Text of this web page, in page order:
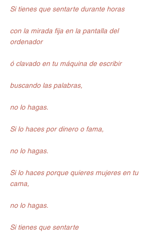
Si tienes que sentarte durante horas
con la mirada fija en la pantalla del
ordenador
ó clavado en tu máquina de escribir
buscando las palabras,
no lo hagas.
Si lo haces por dinero o fama,
no lo hagas.
Si lo haces porque quieres mujeres en tu
cama,
no lo hagas.
Si tienes que sentarte